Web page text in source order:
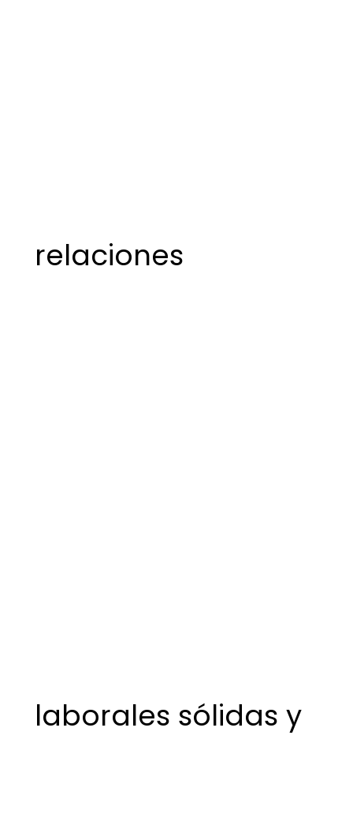
relaciones
laborales sólidas y